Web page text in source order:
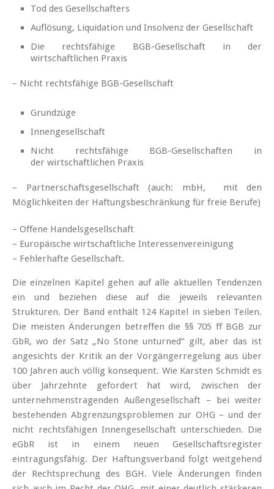
Tod des Gesellschafters
Auflösung, Liquidation und Insolvenz der Gesellschaft
Die rechtsfähige BGB-Gesellschaft in der
wirtschaftlichen Praxis
– Nicht rechtsfähige BGB-Gesellschaft
Grundzüge
Innengesellschaft
Nicht rechtsfähige BGB-Gesellschaften in
der wirtschaftlichen Praxis
– Partnerschaftsgesellschaft (auch: mbH, mit den
Möglichkeiten der Haftungsbeschränkung für freie Berufe)
– Offene Handelsgesellschaft
– Europäische wirtschaftliche Interessenvereinigung
– Fehlerhafte Gesellschaft.
Die einzelnen Kapitel gehen auf alle aktuellen Tendenzen
ein und beziehen diese auf die jeweils relevanten
Strukturen. Der Band enthält 124 Kapitel in sieben Teilen.
Die meisten Änderungen betreffen die §§ 705 ff BGB zur
GbR, wo der Satz „No Stone unturned“ gilt, aber das ist
angesichts der Kritik an der Vorgängerregelung aus über
100 Jahren auch völlig konsequent. Wie Karsten Schmidt es
über Jahrzehnte gefordert hat wird, zwischen der
unternehmenstragenden Außengesellschaft – bei weiter
bestehenden Abgrenzungsproblemen zur OHG – und der
nicht rechtsfähigen Innengesellschaft unterschieden. Die
eGbR ist in einem neuen Gesellschaftsregister
eintragungsfähig. Der Haftungsverband folgt weitgehend
der Rechtsprechung des BGH. Viele Änderungen finden